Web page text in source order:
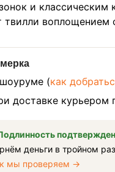
и классическим
твилли воплощением
(как
доставке курьером
деньги в тройном
мы проверяем →